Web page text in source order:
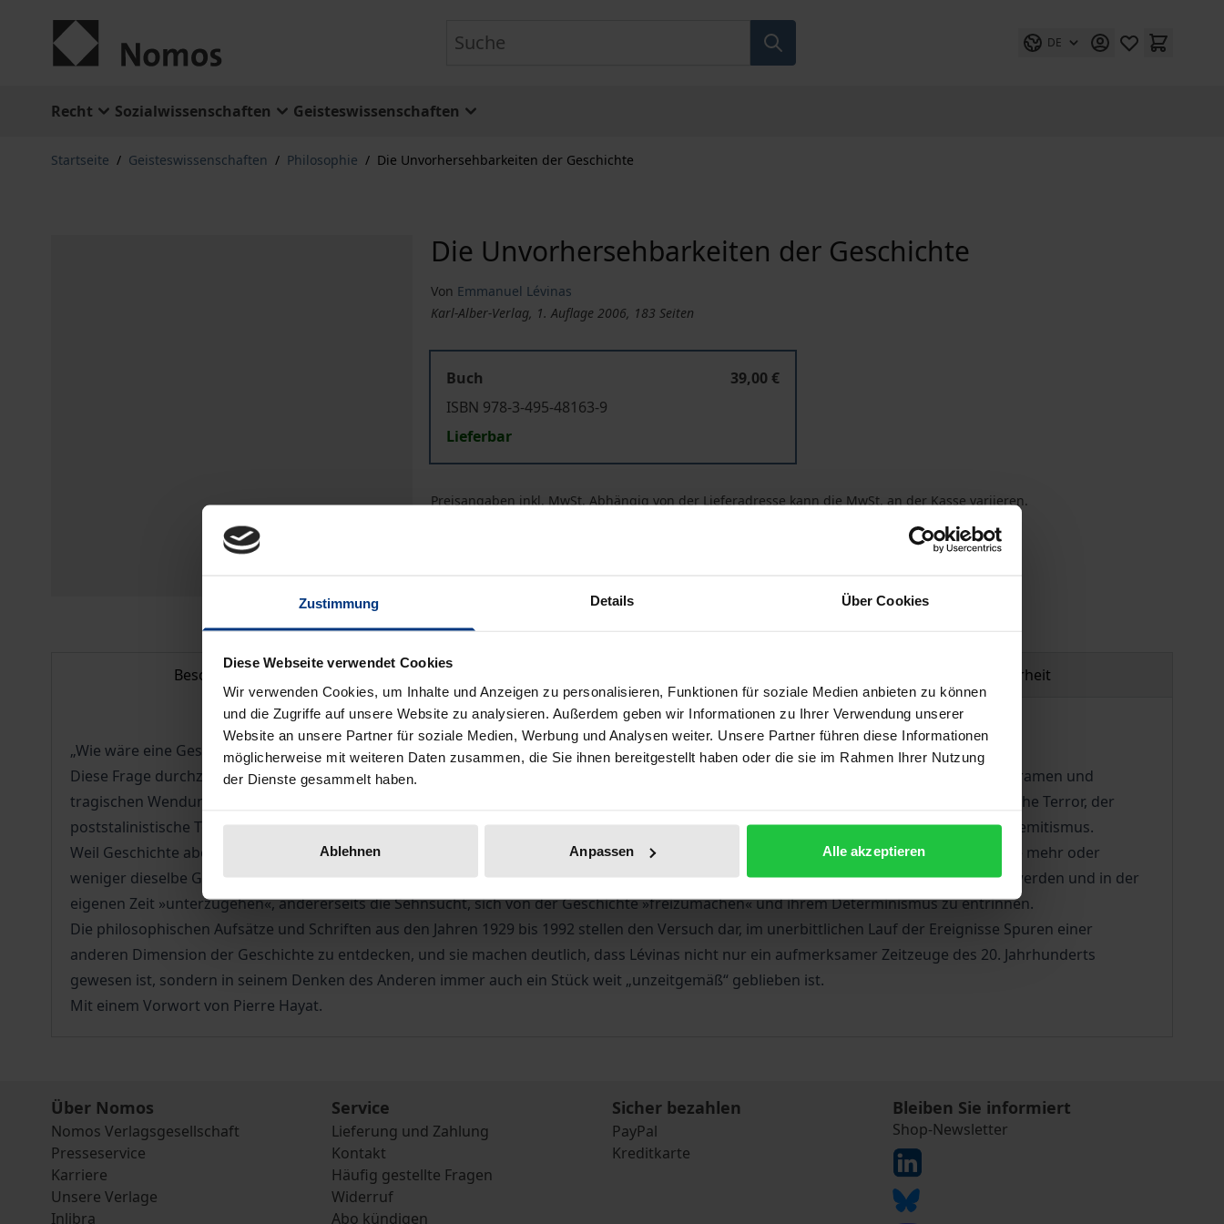
Zustimmung Details Über Cookies
Diese Webseite verwendet Cookies
Wir verwenden Cookies, um Inhalte und Anzeigen zu personalisieren, Funktionen für soziale Medien anbieten zu können
und die Zugriffe auf unsere Website zu analysieren. Außerdem geben wir Informationen zu Ihrer Verwendung unserer
Website an unsere Partner für soziale Medien, Werbung und Analysen weiter. Unsere Partner führen diese Informationen
möglicherweise mit weiteren Daten zusammen, die Sie ihnen bereitgestellt haben oder die sie im Rahmen Ihrer Nutzung
der Dienste gesammelt haben.
Ablehnen Anpassen Alle akzeptieren
DE
Recht Sozialwissenschaften Geisteswissenschaften
Startseite / Geisteswissenschaften / Philosophie / Die Unvorhersehbarkeiten der Geschichte
Die Unvorhersehbarkeiten der Geschichte
Von Emmanuel Lévinas
Karl-Alber-Verlag, 1. Auflage 2006, 183 Seiten
Buch
39,00 €
ISBN 978-3-495-48163-9
Lieferbar
Preisangaben inkl. MwSt. Abhängig von der Lieferadresse kann die MwSt. an der Kasse variieren.
Beschreibung Produktsicherheit
„Wie wäre eine Geschichte zu denken, der auch die Besiegten und Verfolgten noch einen gewissen gültigen Sinn verleihen könnten?“
Diese Frage durchzieht wie ein Leitfaden die Vielfalt der Themen, die in diesem Band behandelt werden, und es ist vor allem die in ihren Dramen und
tragischen Wendungen erfahrene Geschichte des 20. Jahrhunderts, die dabei zur Sprache kommt: der Nationalsozialismus, der stalinistische Terror, der
poststalinistische Totalitarismus, der Kalte Krieg und das Gleichgewicht des Schreckens, der israelisch-palästinensische Konflikt, der Antisemitismus.
Weil Geschichte aber nicht nur die erlebte, sondern immer auch die auf den Prüfstand gestellte Geschichte meint, thematisieren alle Texte mehr oder
weniger dieselbe Grundspannung menschlicher Erfahrung: einerseits das Gefühl, von den geschichtlichen Ereignissen »mitgerissen« zu werden und in der
eigenen Zeit »unterzugehen«, andererseits die Sehnsucht, sich von der Geschichte »freizumachen« und ihrem Determinismus zu entrinnen.
Die philosophischen Aufsätze und Schriften aus den Jahren 1929 bis 1992 stellen den Versuch dar, im unerbittlichen Lauf der Ereignisse Spuren einer
anderen Dimension der Geschichte zu entdecken, und sie machen deutlich, dass Lévinas nicht nur ein aufmerksamer Zeitzeuge des 20. Jahrhunderts
gewesen ist, sondern in seinem Denken des Anderen immer auch ein Stück weit „unzeitgemäß“ geblieben ist.
Mit einem Vorwort von Pierre Hayat.
Über Nomos
Nomos Verlagsgesellschaft
Presseservice
Karriere
Unsere Verlage
Inlibra
Service
Lieferung und Zahlung
Kontakt
Häufig gestellte Fragen
Widerruf
Abo kündigen
Sicher bezahlen
PayPal
Kreditkarte
Bleiben Sie informiert
Shop-Newsletter